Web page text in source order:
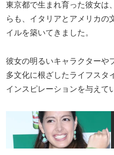
東京都で生まれ育った彼女は
らも、イタリアとアメリカの
イルを築いてきました。
彼女の明るいキャラクターや
多文化に根ざしたライフスタ
インスピレーションを与えて